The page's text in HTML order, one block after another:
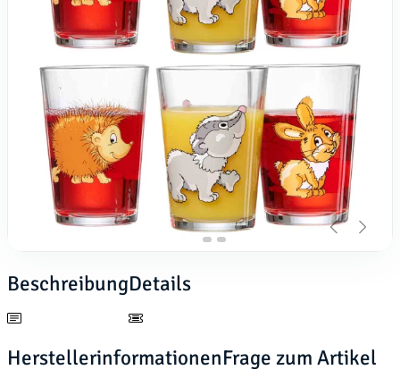
BeschreibungDetails
HerstellerinformationenFrage zum Artikel